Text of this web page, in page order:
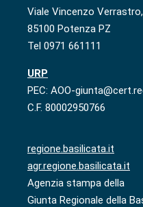
Viale Vincenzo
85100 Potenza PZ
Tel 0971 661111
URP
PEC: AOO-
C.F. 80002950766
regione.basilicata.it
agr.regione.basilicata.it
Agenzia stampa della
Giunta Regionale della